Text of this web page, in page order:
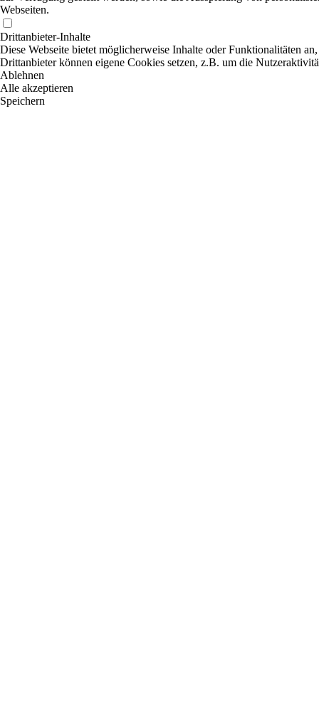
Webseiten.
Drittanbieter-Inhalte
Diese Webseite bietet möglicherweise Inhalte oder Funktionalitäten
Drittanbieter können eigene Cookies setzen, z.B. um die
Ablehnen
Alle akzeptieren
Speichern